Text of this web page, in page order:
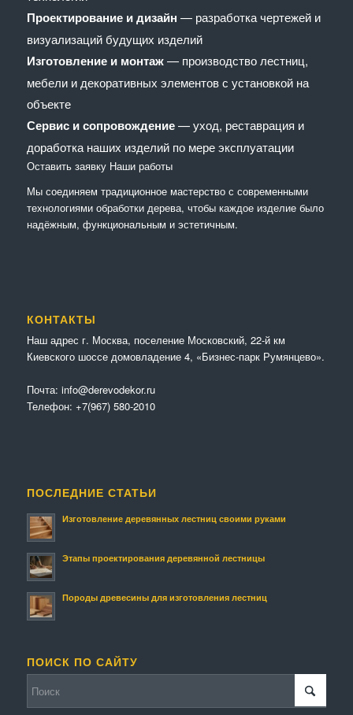
Проектирование и дизайн — разработка чертежей и
визуализаций будущих изделий
Изготовление и монтаж— производство лестниц,
мебели и декоративных элементов с установкой на
объекте
Сервис и сопровождение— уход, реставрация и
доработка наших изделий по мере эксплуатации
Оставить заявку Наши работы
Мы соединяем традиционное мастерство с современными
технологиями обработки дерева, чтобы каждое изделие было
надёжным, функциональным и эстетичным.
КОНТАКТЫ
Наш адрес г. Москва, поселение Московский, 22-й км
Киевского шоссе домовладение 4, «Бизнес-парк Румянцево».
Почта: info@derevodekor.ru
Телефон: +7(967) 580-2010
ПОСЛЕДНИЕ СТАТЬИ
Изготовление деревянных лестниц своими руками
Этапы проектирования деревянной лестницы
Породы древесины для изготовления лестниц
ПОИСК ПО САЙТУ